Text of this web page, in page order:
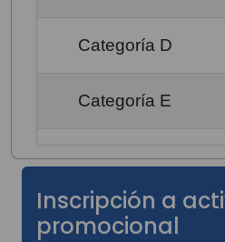
Categoría D
Categoría E
Inscripción a
promocional